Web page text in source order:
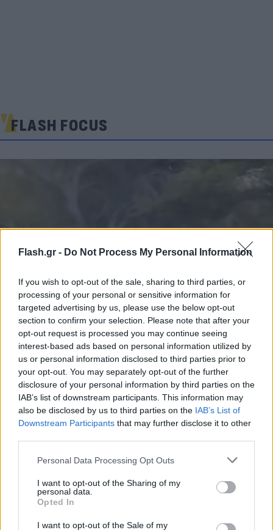
Flash.gr - Do Not Process My Personal Information
If you wish to opt-out of the sale, sharing to third parties, or
processing of your personal or sensitive information for
targeted advertising by us, please use the below opt-out
section to confirm your selection. Please note that after your
opt-out request is processed you may continue seeing
interest-based ads based on personal information utilized by
us or personal information disclosed to third parties prior to
your opt-out. You may separately opt-out of the further
disclosure of your personal information by third parties on the
IAB’s list of downstream participants. This information may
also be disclosed by us to third parties on the IAB’s List of
Downstream Participants that may further disclose it to other
Please note that this website/app uses one or more Google
not limited to your visit or usage behaviour. You may click to
grant or deny consent to Google and its third-party tags to
use your data for below specified purposes in below Google
consent section.
Personal Data Processing Opt Outs
I want to opt-out of the Sharing of my
personal data.
Opted In
I want to opt-out of the Sale of my
FLASH FOCUS
Συγκλονιστικό βίντεο στον Κουβαρά:
Αστυνομικοί απομακρύνουν ηλικιωμένη από
τη φωτιά
10.08.2026